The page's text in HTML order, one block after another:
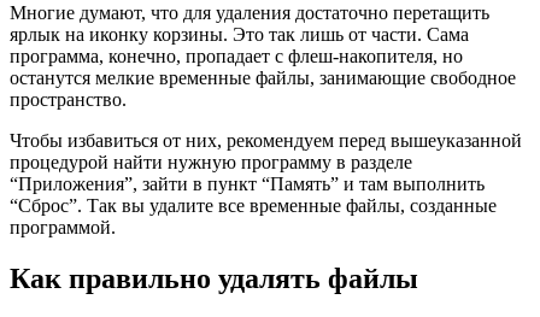
Многие думают, что для удаления достаточно перетащить
ярлык на иконку корзины. Это так лишь от части. Сама
программа, конечно, пропадает с флеш-накопителя, но
останутся мелкие временные файлы, занимающие свободное
пространство.
Чтобы избавиться от них, рекомендуем перед вышеуказанной
процедурой найти нужную программу в разделе
“Приложения”, зайти в пункт “Память” и там выполнить
“Сброс”. Так вы удалите все временные файлы, созданные
программой.
Как правильно удалять файлы